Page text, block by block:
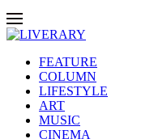
FEATURE
COLUMN
LIFESTYLE
ART
MUSIC
CINEMA